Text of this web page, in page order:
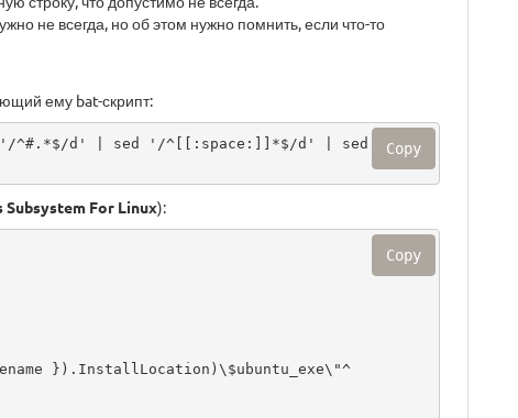
не всегда, но об этом нужно помнить, если что-то
ему bat-скрипт:
'/^#.*$/d' | sed '/^[[:space:]]*$/d' | sed 's/$/
Copy
Subsystem For Linux):
}).InstallLocation)\$ubuntu_exe\"^
Copy